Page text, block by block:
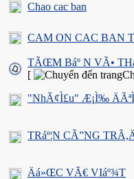
Chao cac ban
CAM ON CAC BAN
TÃŒM Báº N VÃ•
[
"NhÃ¢Ì£u" Æ¡Ì‰
TRáº¦N CÃ”NG
Äá»ŒC VÃ€ VIáº¾T